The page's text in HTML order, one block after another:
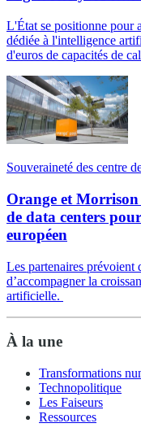
L'État se positionne pour
dédiée à l'intelligence
d'euros de capacités de
Souveraineté des centre
Orange et Morrison
de data centers
européen
Les partenaires prévoient
d’accompagner la
artificielle.
À la une
Transformations
Technopolitique
Les Faiseurs
Ressources